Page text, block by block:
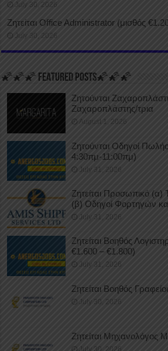
July 30, 2026
Ζητείται Office Administrator (μισθός
July 30, 2026
🌠🌠🌠 FEATURED POSTS🌠🌠🌠
Ζητούνται
Ζαχαροπλάστης/τρια
August 1, 2026
Ζητούνται Οδηγοί
4:30πμ-11:00πμ)
July 31, 2026
Ζητείται Προσωπικό (α)
(β) Οδηγοί Φορτηγών
July 31, 2026
Ζητείται Βοηθός
€1.600 – €1.800)
July 31, 2026
Ζητείται Βοηθός
July 30, 2026
Ζητείται Μηχανολόγος
July 30, 2026